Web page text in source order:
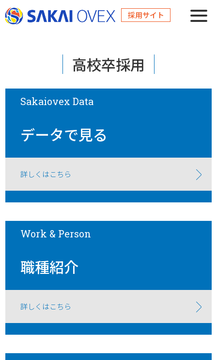
採用サイト
高校卒採用
Sakaiovex Data
データで見る
詳しくはこちら
Work & Person
職種紹介
詳しくはこちら